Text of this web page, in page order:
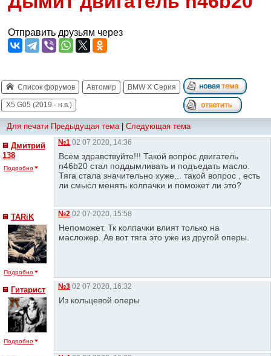
Отправить друзьям через
Список форумов Автомир BMW X Серия
X5 G05 (2019 - н.в.)
Для печати Предыдущая тема| Следующая тема
Дмитрий
138
Подробно
№1 02 07 2020, 14:36
Всем здравствуйте!!! Такой вопрос двигатель
n46b20 стал поддымливать и подъедать масло.
Тяга стала значительно хуже... такой вопрос , есть
ли смысл менять колпачки и поможет ли это?
TARiK
Подробно
№2 02 07 2020, 15:58
Непоможет. Тк колпачки влият только на
масложер. Ав вот тяга это уже из другой оперы.
Гитарист
Подробно
№3 02 07 2020, 16:32
Из кольцевой оперы